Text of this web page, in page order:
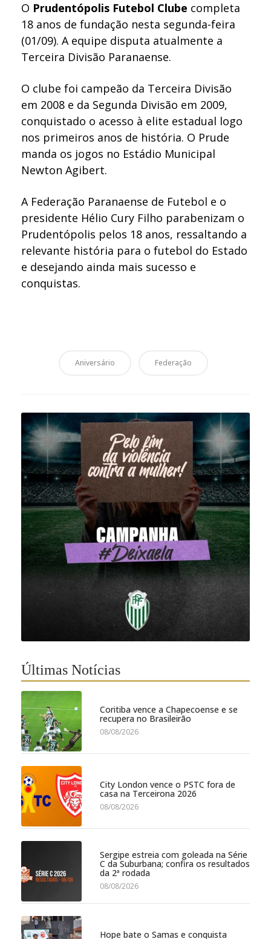
O Prudentópolis Futebol Clube completa
18 anos de fundação nesta segunda-feira
(01/09). A equipe disputa atualmente a
Terceira Divisão Paranaense.
O clube foi campeão da Terceira Divisão
em 2008 e da Segunda Divisão em 2009,
conquistado o acesso à elite estadual logo
nos primeiros anos de história. O Prude
manda os jogos no Estádio Municipal
Newton Agibert.
A Federação Paranaense de Futebol e o
presidente Hélio Cury Filho parabenizam o
Prudentópolis pelos 18 anos, ressaltando a
relevante história para o futebol do Estado
e desejando ainda mais sucesso e
conquistas.
Aniversário Federação
Últimas Notícias
Coritiba vence a Chapecoense e se
recupera no Brasileirão
08/08/2026
City London vence o PSTC fora de
casa na Terceirona 2026
08/08/2026
Sergipe estreia com goleada na Série
C da Suburbana; confira os resultados
da 2ª rodada
08/08/2026
Hope bate o Samas e conquista